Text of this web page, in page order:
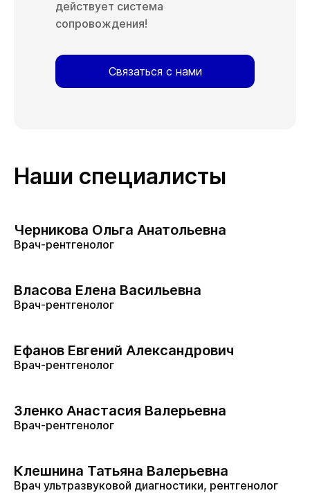
действует система
сопровождения!
Связаться с нами
Наши специалисты
Черникова Ольга Анатольевна
Врач-рентгенолог
Власова Елена Васильевна
Врач-рентгенолог
Ефанов Евгений Александрович
Врач-рентгенолог
Зленко Анастасия Валерьевна
Врач-рентгенолог
Клешнина Татьяна Валерьевна
Врач ультразвуковой диагностики, рентгенолог